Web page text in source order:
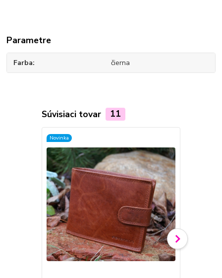
Parametre
Farba čierna
Súvisiaci tovar 11
Novinka